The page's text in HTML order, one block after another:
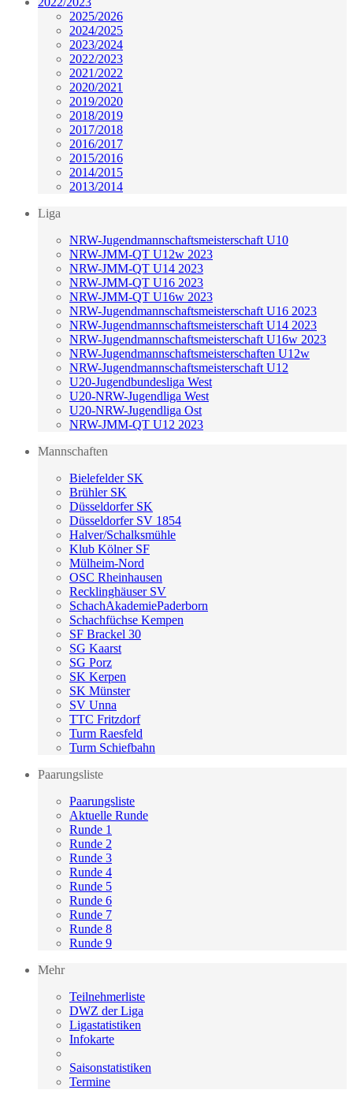
2025/2026
2024/2025
2023/2024
2022/2023
2021/2022
2020/2021
2019/2020
2018/2019
2017/2018
2016/2017
2015/2016
2014/2015
2013/2014
Liga
NRW-Jugendmannschaftsmeisterschaft U10
NRW-JMM-QT U12w 2023
NRW-JMM-QT U14 2023
NRW-JMM-QT U16 2023
NRW-JMM-QT U16w 2023
NRW-Jugendmannschaftsmeisterschaft U16 2023
NRW-Jugendmannschaftsmeisterschaft U14 2023
NRW-Jugendmannschaftsmeisterschaft U16w 2023
NRW-Jugendmannschaftsmeisterschaften U12w
NRW-Jugendmannschaftsmeisterschaft U12
U20-Jugendbundesliga West
U20-NRW-Jugendliga West
U20-NRW-Jugendliga Ost
NRW-JMM-QT U12 2023
Mannschaften
Bielefelder SK
Brühler SK
Düsseldorfer SK
Düsseldorfer SV 1854
Halver/Schalksmühle
Klub Kölner SF
Mülheim-Nord
OSC Rheinhausen
Recklinghäuser SV
SchachAkademiePaderborn
Schachfüchse Kempen
SF Brackel 30
SG Kaarst
SG Porz
SK Kerpen
SK Münster
SV Unna
TTC Fritzdorf
Turm Raesfeld
Turm Schiefbahn
Paarungsliste
Paarungsliste
Aktuelle Runde
Runde 1
Runde 2
Runde 3
Runde 4
Runde 5
Runde 6
Runde 7
Runde 8
Runde 9
Mehr
Teilnehmerliste
DWZ der Liga
Ligastatistiken
Infokarte
Saisonstatistiken
Termine